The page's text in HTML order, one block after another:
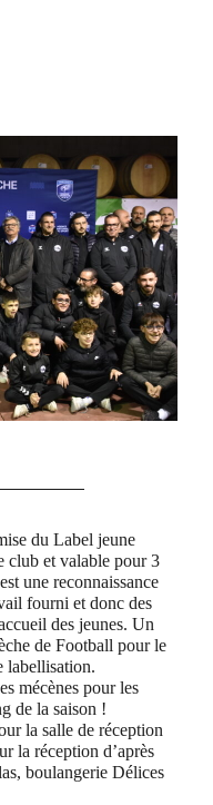
du Label jeune
club et valable pour 3
une reconnaissance
fourni et donc des
des jeunes. Un
de Football pour le
labellisation.
mécènes pour les
de la saison !
la salle de réception
la réception d’après
boulangerie Délices